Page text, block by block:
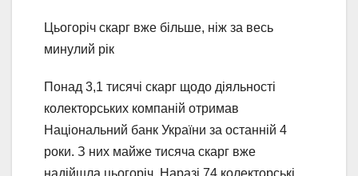
Цьогоріч скарг вже більше, ніж за весь
минулий рік
Понад 3,1 тисячі скарг щодо діяльності
колекторських компаній отримав
Національний банк України за останній 4
роки. З них майже тисяча скарг вже
надійшла цьогоріч. Наразі 74 колекторські